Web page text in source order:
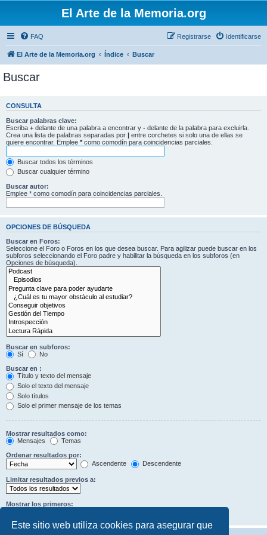
Este sitio web utiliza cookies para asegurar que
El Arte de la Memoria.org
FAQ Identificarse
Registrarse
El Arte de la Memoria.org Índice Buscar
Buscar
CONSULTA
Buscar palabras clave:
Escriba + delante de una palabra a encontrar y - delante de la palabra para excluirla.
Crea una lista de palabras separadas por | entre corchetes si solo una de ellas se
quiere encontrar. Emplee * como comodín para coincidencias parciales.
Buscar todos los términos
Buscar cualquier término
Buscar autor:
Emplee * como comodín para coincidencias parciales.
OPCIONES DE BÚSQUEDA
Buscar en Foros:
Seleccione el Foro o Foros en los que desea buscar. Para agilizar puede buscar en los
subforos seleccionando el Foro padre y habilitar la búsqueda en los subforos (en
Opciones de búsqueda).
Buscar en subforos:
Sí
No
Buscar en :
Título y texto del mensaje
Solo el texto del mensaje
Solo títulos
Solo el primer mensaje de los temas
Mostrar resultados como:
Mensajes
Temas
Ordenar resultados por:
Ascendente
Descendente
Limitar resultados previos a:
Mostrar los primeros: